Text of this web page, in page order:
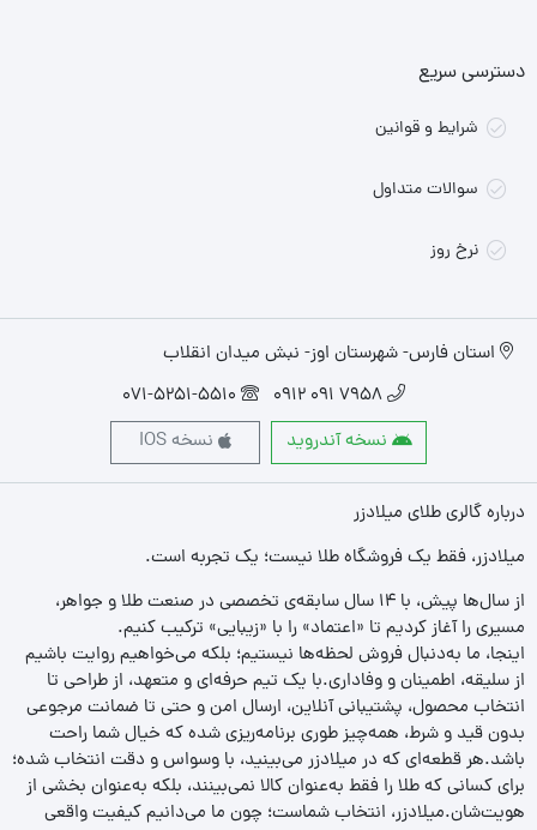
دسترسی سریع
شرایط و قوانین
سوالات متداول
نرخ روز
استان فارس- شهرستان اوز- نبش میدان انقلاب
7958 091 0912
071-5251-5510
نسخه آندروید
نسخه IOS
درباره گالری طلای میلادزر
میلادزر، فقط یک فروشگاه طلا نیست؛ یک تجربه‌ است.
از سال‌ها پیش، با ۱۴ سال سابقه‌ی تخصصی در صنعت طلا و جواهر،
مسیری را آغاز کردیم تا «اعتماد» را با «زیبایی» ترکیب کنیم.
اینجا، ما به‌دنبال فروش لحظه‌ها نیستیم؛ بلکه می‌خواهیم روایت باشیم
از سلیقه، اطمینان و وفاداری.با یک تیم حرفه‌ای و متعهد، از طراحی تا
انتخاب محصول، پشتیبانی آنلاین، ارسال امن و حتی تا ضمانت مرجوعی
بدون قید و شرط، همه‌چیز طوری برنامه‌ریزی شده که خیال شما راحت
باشد.هر قطعه‌ای که در میلادزر می‌بینید، با وسواس و دقت انتخاب شده؛
برای کسانی که طلا را فقط به‌عنوان کالا نمی‌بینند، بلکه به‌عنوان بخشی از
هویت‌شان.میلادزر، انتخاب شماست؛ چون ما می‌دانیم کیفیت واقعی